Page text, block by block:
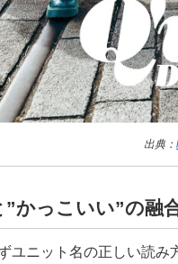
出典：
”かっこいい”の融
ユニット名の正しい読み